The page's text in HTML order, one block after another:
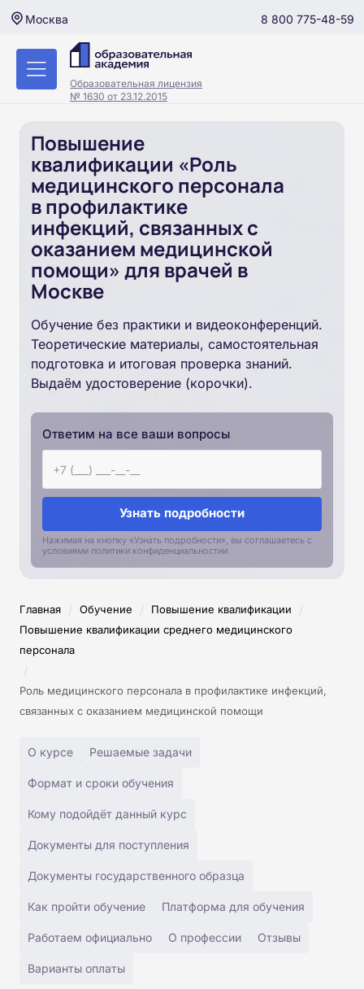
Москва 8 800 775-48-59
Образовательная лицензия
№ 1630 от 23.12.2015
Повышение
квалификации «Роль
медицинского персонала
в профилактике
инфекций, связанных с
оказанием медицинской
помощи» для врачей в
Москве
Обучение без практики и видеоконференций.
Теоретические материалы, самостоятельная
подготовка и итоговая проверка знаний.
Выдаём удостоверение (корочки).
Ответим на все ваши вопросы
Узнать подробности
Нажимая на кнопку «Узнать подробности», вы соглашаетесь с
условиями политики конфиденциальностии
Главная / Обучение / Повышение квалификации /
Повышение квалификации среднего медицинского
персонала
/
Роль медицинского персонала в профилактике инфекций,
связанных с оказанием медицинской помощи
О курсе Решаемые задачи
Формат и сроки обучения
Кому подойдёт данный курс
Документы для поступления
Документы государственного образца
Как пройти обучение Платформа для обучения
Работаем официально О профессии Отзывы
Варианты оплаты